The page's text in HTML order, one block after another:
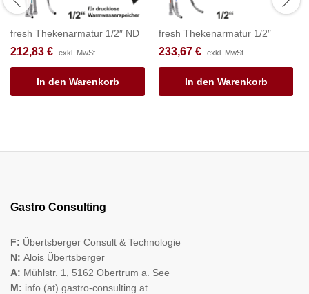
fresh Thekenarmatur 1/2″ ND
212,83 € exkl. MwSt.
In den Warenkorb
fresh Thekenarmatur 1/2″
233,67 € exkl. MwSt.
In den Warenkorb
Gastro Consulting
F: Übertsberger Consult & Technologie
N: Alois Übertsberger
A: Mühlstr. 1, 5162 Obertrum a. See
M: info (at) gastro-consulting.at